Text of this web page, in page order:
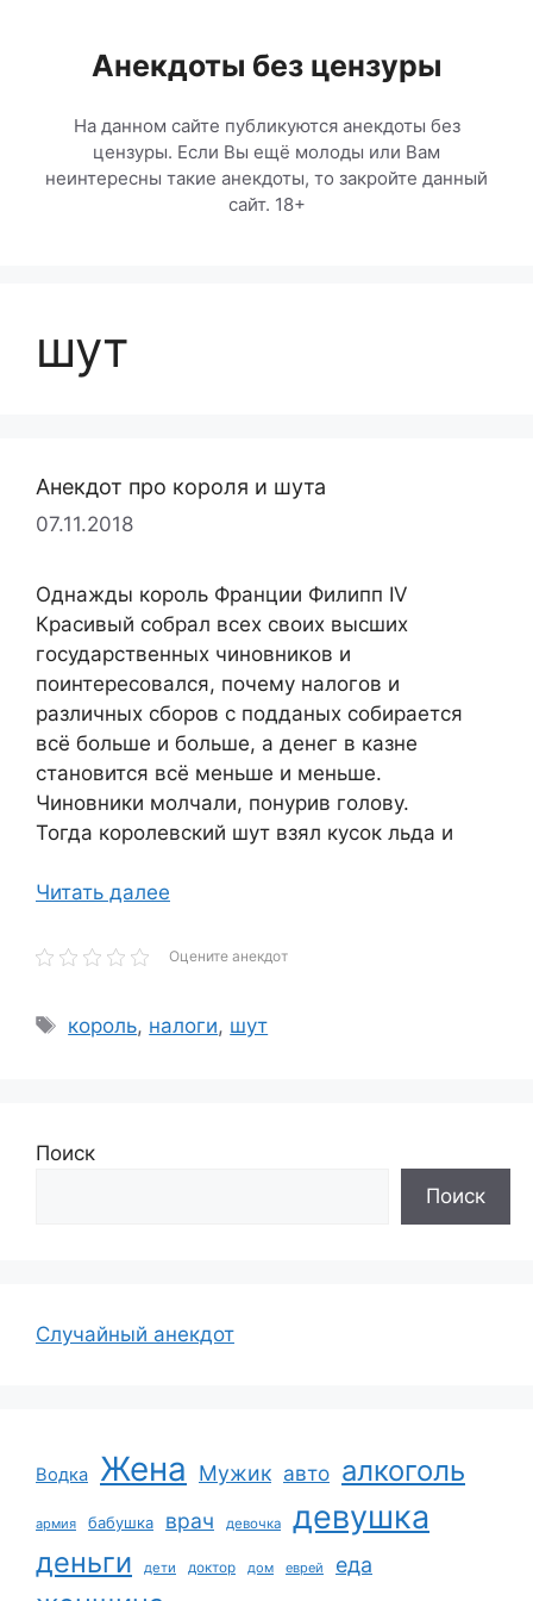
содержимомуАнекдоты без цензуры
На данном сайте публикуются анекдоты без
цензуры. Если Вы ещё молоды или Вам
неинтересны такие анекдоты, то закройте данный
сайт. 18+
шут
Анекдот про короля и шута
07.11.2018
Однажды король Франции Филипп IV
Красивый собрал всех своих высших
государственных чиновников и
поинтересовался, почему налогов и
различных сборов с подданых собирается
всё больше и больше, а денег в казне
становится всё меньше и меньше.
Чиновники молчали, понурив голову.
Тогда королевский шут взял кусок льда и
Читать далее
Оцените анекдот
Метки
король, налоги, шут
Поиск
Поиск
Случайный анекдот
Водка Жена Мужик авто алкоголь
армия бабушка врач девочка девушка
деньги дети доктор дом еврей еда